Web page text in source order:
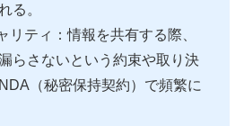
る。
リティ：情報を共有する際、
らさないという約束や取り決
（秘密保持契約）で頻繁に